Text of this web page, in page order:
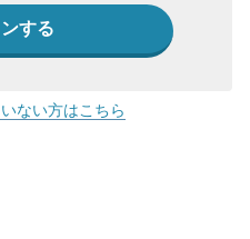
ない方はこちら